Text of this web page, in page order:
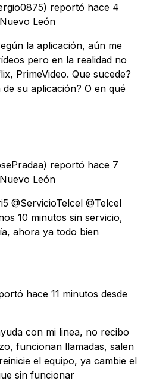
reportó hace 4
León
la aplicación, aún me
pero en la realidad no
PrimeVideo. Que sucede?
su aplicación? O en qué
reportó hace 7
León
@ServicioTelcel @Telcel
10 minutos sin servicio,
ahora ya todo bien
hace 11 minutos desde
con mi linea, no recibo
funcionan llamadas, salen
el equipo, ya cambie el
sin funcionar